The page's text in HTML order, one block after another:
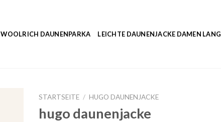
WOOLRICH DAUNENPARKA LEICHTE DAUNENJACKE DAMEN LANG
STARTSEITE / HUGO DAUNENJACKE
hugo daunenjacke